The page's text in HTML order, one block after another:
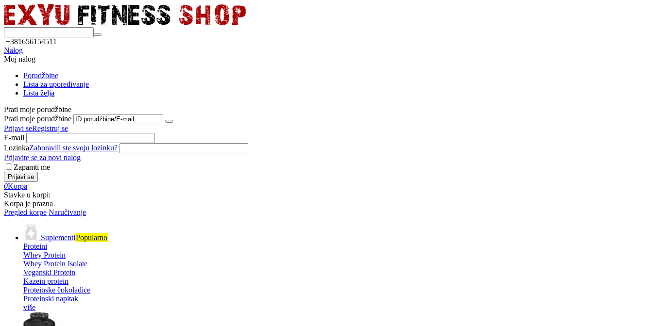
+381656154511
Nalog
Moj nalog
Porudžbine
Lista za upoređivanje
Lista želja
Prati moje porudžbine
Prati moje porudžbine
Prijavi seRegistruj se
E-mail
LozinkaZaboravili ste svoju lozinku?
Prijavite se za novi nalog
Zapamti me
Prijavi se
0Korpa
Stavke u korpi:
Korpa je prazna
Pregled korpe Naručivanje
SuplementiPopularno
Proteini
Whey Protein
Whey Protein Isolate
Veganski Protein
Kazein protein
Proteinske čokoladice
Proteinski napitak
više